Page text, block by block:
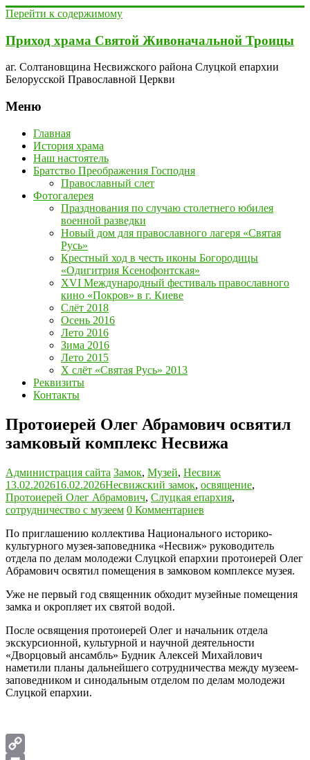
Перейти к содержимому
Приход храма Святой Живоначальной Троицы
аг. Солтановщина Несвижского района Слуцкой епархии
Белорусской Православной Церкви
Меню
Главная
История храма
Наш настоятель
Братство Преображения Господня
Православный слет
Фотогалерея
Празднования по случаю столетнего юбилея
военной разведки
Новый дом для православного лагеря «Святая
Русь»
Крестный ход в честь иконы Богородицы
«Одигитрия Ксенофонтская»
XVI Международный фестиваль православного
кино «Покров» в г. Киеве
Слёт 2018
Осень 2016
Лето 2016
Зима 2016
Лето 2015
Х слёт «Святая Русь» 2013
Реквизиты
Контакты
Протоиерей Олег Абрамович освятил
замковый комплекс Несвижа
Администрация сайта Замок, Музей, Несвиж
13.02.202616.02.2026Несвижский замок, освящение,
Протоиерей Олег Абрамович, Слуцкая епархия,
сотрудничество с музеем 0 Комментариев
По приглашению коллектива Национального историко-
культурного музея-заповедника «Несвиж» руководитель
отдела по делам молодежи Слуцкой епархии протоиерей Олег
Абрамович освятил помещения в замковом комплексе музея.
Уже не первый год священник обходит музейные помещения
замка и окропляет их святой водой.
После освящения протоиерей Олег и начальник отдела
экскурсионной, культурной и научной деятельности
«Дворцовый ансамбль» Будник Алексей Михайлович
наметили планы дальнейшего сотрудничества между музеем-
заповедником и синодальным отделом по делам молодежи
Слуцкой епархии.